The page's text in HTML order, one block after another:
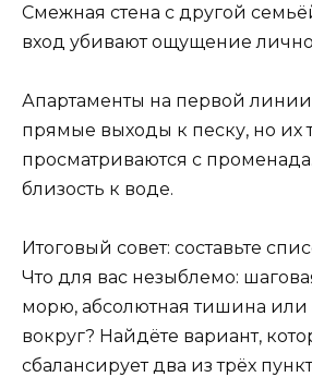
Смежная стена с другой
вход убивают ощущение
Апартаменты на первой
прямые выходы к песку, но их
просматриваются с променада.
близость к воде.
Итоговый совет: составьте
Что для вас незыблемо:
морю, абсолютная тишина или
вокруг? Найдёте вариант,
сбалансирует два из трёх